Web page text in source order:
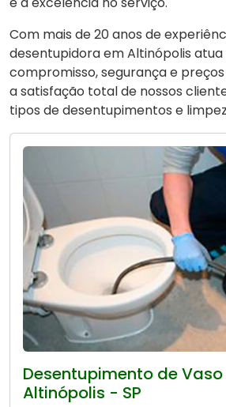
Com mais de 20 anos de
desentupidora em Altinópolis
compromisso, segurança e
a satisfação total de nossos
tipos de desentupimentos e
Desentupimento de
Altinópolis - SP